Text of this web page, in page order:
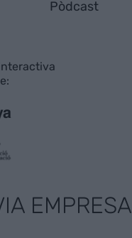
Pòdcast
EMPRESA